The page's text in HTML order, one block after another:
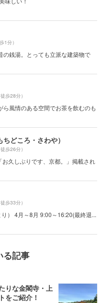
1分）
の銭湯。とっても立派な建築物で
徒歩28分）
ら風情のある空間でお茶を飲むのも
どころ・さわや）
徒歩26分）
久しぶりです、京都。」掲載され
徒歩33分）
） 4月～8月 9:00～16:20(最終退...
る記事
りな金閣寺・上
をご紹介！